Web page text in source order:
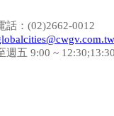
話：(02)2662-0012
週五 9:00 ~